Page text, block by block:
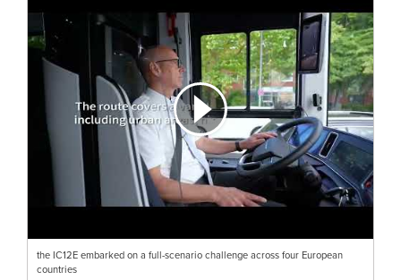
the IC12E embarked on a full-scenario challenge across four European
countries